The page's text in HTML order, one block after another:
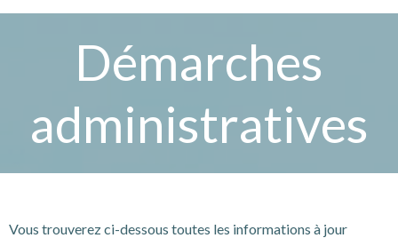
Démarches
administratives
Vous trouverez ci-dessous toutes les informations à jour